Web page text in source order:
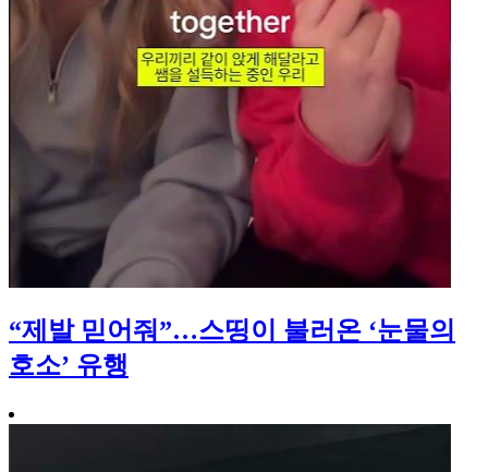
“제발 믿어줘”…스띵이 불러온 ‘눈물의
호소’ 유행